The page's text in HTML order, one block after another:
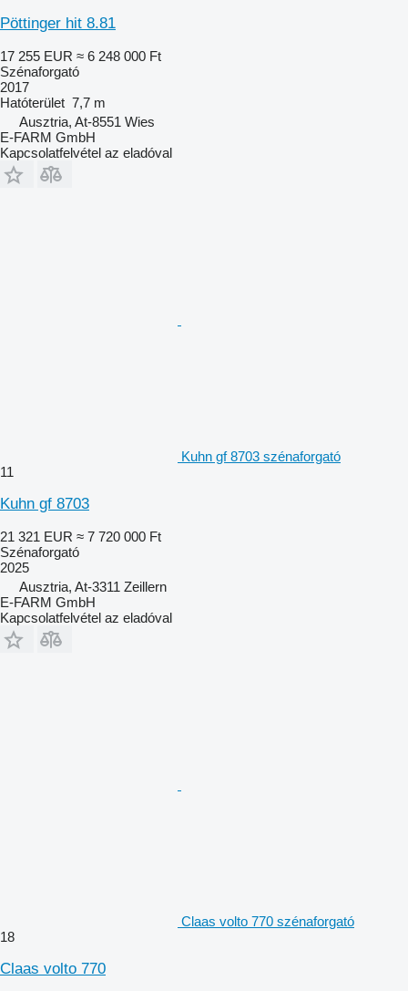
Pöttinger hit 8.81
17 255 EUR ≈ 6 248 000 Ft
Szénaforgató
2017
Hatóterület 7,7 m
Ausztria, At-8551 Wies
E-FARM GmbH
Kapcsolatfelvétel az eladóval
Kuhn gf 8703 szénaforgató
11
Kuhn gf 8703
21 321 EUR ≈ 7 720 000 Ft
Szénaforgató
2025
Ausztria, At-3311 Zeillern
E-FARM GmbH
Kapcsolatfelvétel az eladóval
Claas volto 770 szénaforgató
18
Claas volto 770